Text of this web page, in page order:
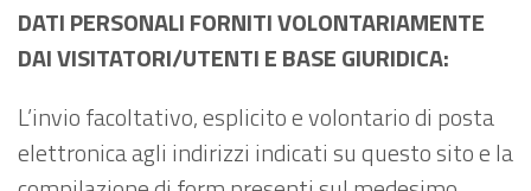
DATI PERSONALI FORNITI VOLONTARIAMENTE
DAI VISITATORI/UTENTI E BASE GIURIDICA:
L’invio facoltativo, esplicito e volontario di posta
elettronica agli indirizzi indicati su questo sito e la